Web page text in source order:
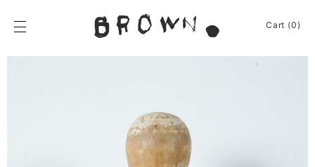
content
BROWN.
Furniture
Chair
Cart (0)